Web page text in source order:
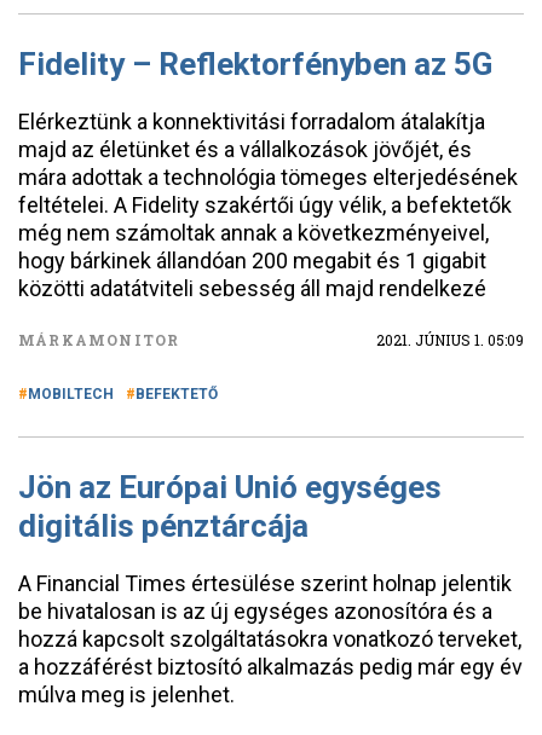
Fidelity – Reflektorfényben az 5G
Elérkeztünk a konnektivitási forradalom átalakítja
majd az életünket és a vállalkozások jövőjét, és
mára adottak a technológia tömeges elterjedésének
feltételei. A Fidelity szakértői úgy vélik, a befektetők
még nem számoltak annak a következményeivel,
hogy bárkinek állandóan 200 megabit és 1 gigabit
közötti adatátviteli sebesség áll majd rendelkezé
MÁRKAMONITOR 2021. JÚNIUS 1. 05:09
MOBILTECH BEFEKTETŐ
Jön az Európai Unió egységes
digitális pénztárcája
A Financial Times értesülése szerint holnap jelentik
be hivatalosan is az új egységes azonosítóra és a
hozzá kapcsolt szolgáltatásokra vonatkozó terveket,
a hozzáférést biztosító alkalmazás pedig már egy év
múlva meg is jelenhet.